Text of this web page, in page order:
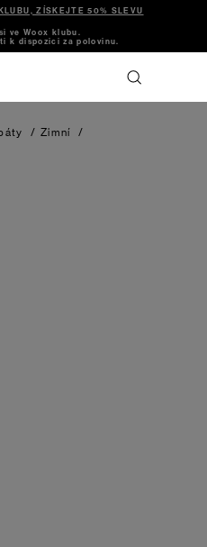
ZÍSKEJTE 50% SLEVU
ve Woox klubu.
k dispozici za polovinu.
/ Zimní
/